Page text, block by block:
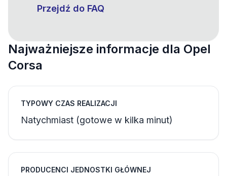
Przejdź do FAQ
Najważniejsze informacje dla Opel
Corsa
TYPOWY CZAS REALIZACJI
Natychmiast (gotowe w kilka minut)
PRODUCENCI JEDNOSTKI GŁÓWNEJ